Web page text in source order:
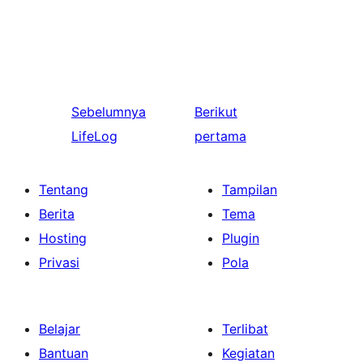
Sebelumnya
LifeLog
Berikut
pertama
Tentang
Berita
Hosting
Privasi
Tampilan
Tema
Plugin
Pola
Belajar
Bantuan
Terlibat
Kegiatan